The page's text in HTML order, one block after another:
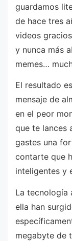
guardamos
de hace tres
videos
y nunca más
memes…
El resultado
mensaje de
en el peor
que te lances
gastes una
contarte que
inteligentes y
La tecnología
ella han
megabyte de